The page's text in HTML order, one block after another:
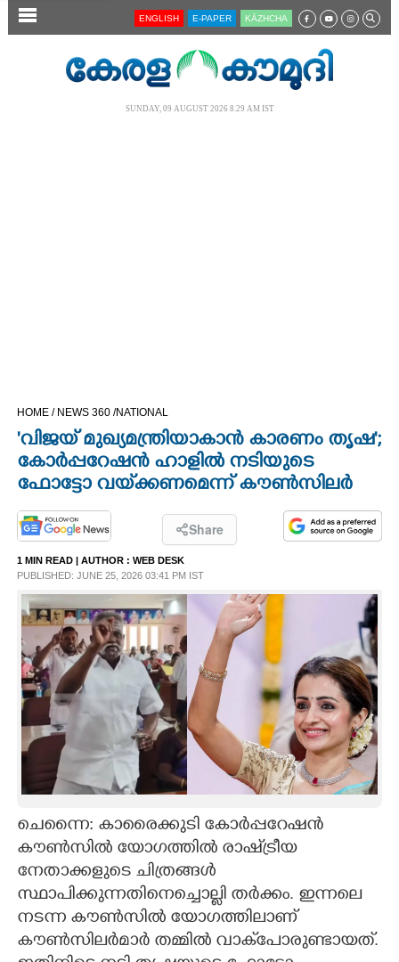
SECTIONS
CINEMA
OPINION
PHOTOS
LIFESTYLE
SPIRITUAL
INFO+
ART
ASTRO
CARTOONS
LITERATURE
ENGLISH E-PAPER KĀZHCHA
SUNDAY, 09 AUGUST 2026 8.29 AM IST
HOME / NEWS 360 /NATIONAL
'വിജയ് മുഖ്യമന്ത്രിയാകാൻ കാരണം തൃഷ';
കോർപ്പറേഷൻ ഹാളിൽ നടിയുടെ
ഫോട്ടോ വയ്‌ക്കണമെന്ന് കൗൺസിലർ
Share
1 MIN READ | AUTHOR : WEB DESK
PUBLISHED: JUNE 25, 2026 03:41 PM IST
ചെന്നൈ: കാരൈക്കുടി കോർപ്പറേഷൻ
കൗൺസിൽ യോഗത്തിൽ രാഷ്‌ട്രീയ
നേതാക്കളുടെ ചിത്രങ്ങൾ
സ്ഥാപിക്കുന്നതിനെച്ചൊല്ലി തർക്കം. ഇന്നലെ
നടന്ന കൗൺസിൽ യോഗത്തിലാണ്
കൗൺസിലർമാ‌ർ തമ്മിൽ വാക്‌പോരുണ്ടായത്.